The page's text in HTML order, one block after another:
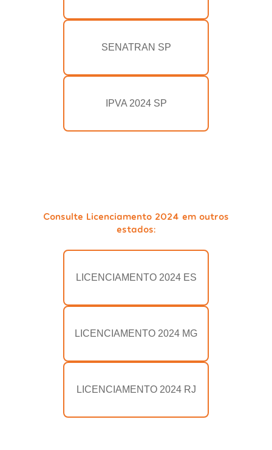
SENATRAN SP
IPVA 2024 SP
Consulte Licenciamento 2024 em outros
estados:
LICENCIAMENTO 2024 ES
LICENCIAMENTO 2024 MG
LICENCIAMENTO 2024 RJ